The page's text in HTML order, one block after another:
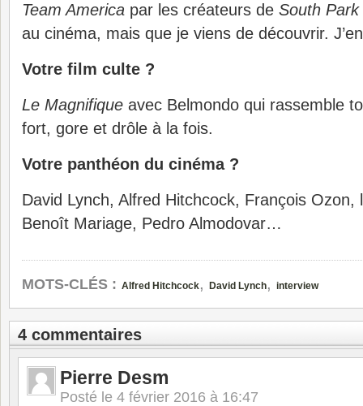
Team America par les créateurs de South Park
au cinéma, mais que je viens de découvrir.
Votre film culte ?
Le Magnifique avec Belmondo qui rassemble
fort, gore et drôle à la fois.
Votre panthéon du cinéma ?
David Lynch, Alfred Hitchcock, François Ozon,
Benoît Mariage, Pedro Almodovar…
MOTS-CLÉS : Alfred Hitchcock, David Lynch, interview
4 commentaires
Pierre Desm
Posté le 4 février 2016 à 16:47